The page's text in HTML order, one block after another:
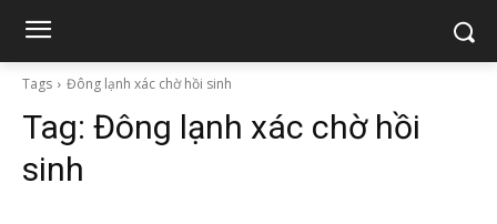
Tags Đông lạnh xác chờ hồi sinh
Tag: Đông lạnh xác chờ hồi
sinh